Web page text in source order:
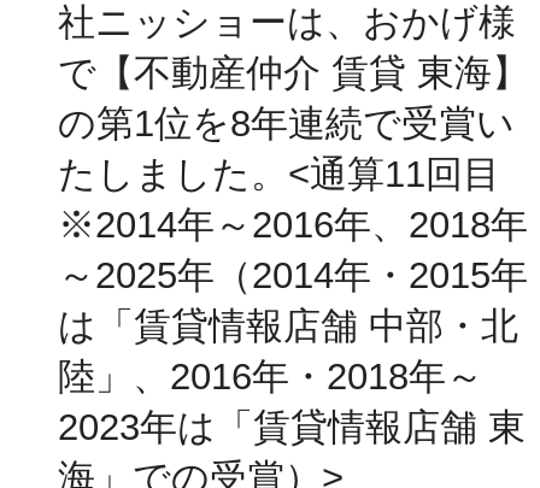
社ニッショーは、おかげ様
で【不動産仲介 賃貸 東海】
の第1位を8年連続で受賞い
たしました。<通算11回目
※2014年～2016年、2018年
～2025年（2014年・2015年
は「賃貸情報店舗 中部・北
陸」、2016年・2018年～
2023年は「賃貸情報店舗 東
海」での受賞）>